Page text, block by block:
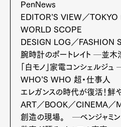
Pen international
PenNews
EDITOR’S VIEW／
WORLD SCOPE
DESIGN LOG／FASHION
腕時計のポートレイト ─並木
「白モノ」家電コンシェルジ
WHO’S WHO 超・仕事人
エレガンスの時代が復活！鮮
ART／BOOK／CINEMA
創造の現場。 ─ベンジャミン